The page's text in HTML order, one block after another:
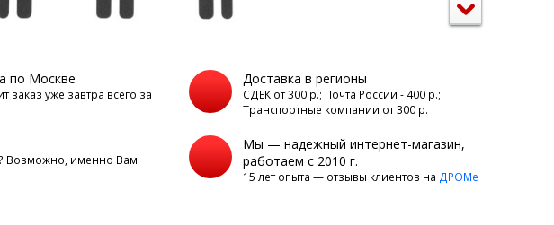
по Москве
заказ уже завтра всего за
Доставка в регионы
СДЕК от 300 р.; Почта России - 400 р.;
Транспортные компании от 300 р.
Возможно, именно Вам
Мы — надежный интернет-магазин,
работаем с 2010 г.
15 лет опыта — отзывы клиентов на ДРОМе